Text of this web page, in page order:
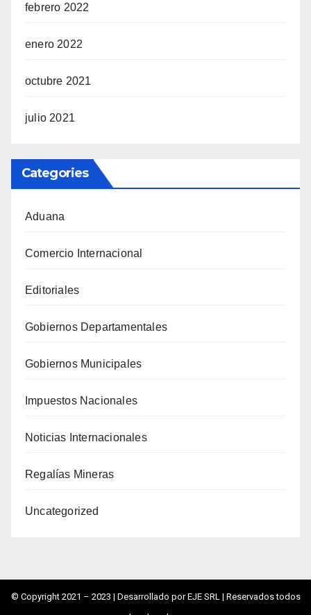
febrero 2022
enero 2022
octubre 2021
julio 2021
Categories
Aduana
Comercio Internacional
Editoriales
Gobiernos Departamentales
Gobiernos Municipales
Impuestos Nacionales
Noticias Internacionales
Regalías Mineras
Uncategorized
© Copyright 2021 – 2023 | Desarrollado por EJE SRL | Reservados todos